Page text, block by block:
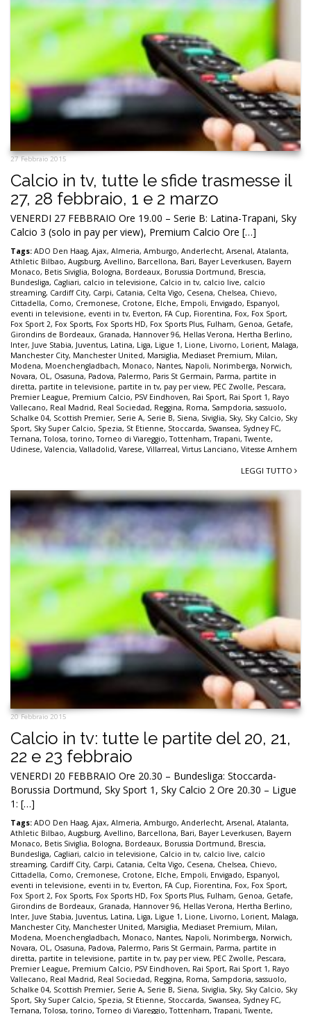
27 Febbraio 2015
Calcio in tv, tutte le sfide trasmesse il
27, 28 febbraio, 1 e 2 marzo
VENERDI 27 FEBBRAIO Ore 19.00 – Serie B: Latina-Trapani, Sky
Calcio 3 (solo in pay per view), Premium Calcio Ore […]
Tags: ADO Den Haag, Ajax, Almeria, Amburgo, Anderlecht, Arsenal, Atalanta,
Athletic Bilbao, Augsburg, Avellino, Barcellona, Bari, Bayer Leverkusen, Bayern
Monaco, Betis Siviglia, Bologna, Bordeaux, Borussia Dortmund, Brescia,
Bundesliga, Cagliari, calcio in televisione, Calcio in tv, calcio live, calcio
streaming, Cardiff City, Carpi, Catania, Celta Vigo, Cesena, Chelsea, Chievo,
Cittadella, Como, Cremonese, Crotone, Elche, Empoli, Envigado, Espanyol,
eventi in televisione, eventi in tv, Everton, FA Cup, Fiorentina, Fox, Fox Sport,
Fox Sport 2, Fox Sports, Fox Sports HD, Fox Sports Plus, Fulham, Genoa, Getafe,
Girondins de Bordeaux, Granada, Hannover 96, Hellas Verona, Hertha Berlino,
Inter, Juve Stabia, Juventus, Latina, Liga, Ligue 1, Lione, Livorno, Lorient, Malaga,
Manchester City, Manchester United, Marsiglia, Mediaset Premium, Milan,
Modena, Moenchengladbach, Monaco, Nantes, Napoli, Norimberga, Norwich,
Novara, OL, Osasuna, Padova, Palermo, Paris St Germain, Parma, partite in
diretta, partite in televisione, partite in tv, pay per view, PEC Zwolle, Pescara,
Premier League, Premium Calcio, PSV Eindhoven, Rai Sport, Rai Sport 1, Rayo
Vallecano, Real Madrid, Real Sociedad, Reggina, Roma, Sampdoria, sassuolo,
Schalke 04, Scottish Premier, Serie A, Serie B, Siena, Siviglia, Sky, Sky Calcio, Sky
Sport, Sky Super Calcio, Spezia, St Etienne, Stoccarda, Swansea, Sydney FC,
Ternana,Tolosa, torino,Torneo di Viareggio,Tottenham,Trapani,Twente,
Udinese, Valencia, Valladolid, Varese, Villarreal, Virtus Lanciano, Vitesse Arnhem
LEGGI TUTTO
20 Febbraio 2015
Calcio in tv: tutte le partite del 20, 21,
22 e 23 febbraio
VENERDI 20 FEBBRAIO Ore 20.30 – Bundesliga: Stoccarda-
Borussia Dortmund, Sky Sport 1, Sky Calcio 2 Ore 20.30 – Ligue
1: […]
Tags: ADO Den Haag, Ajax, Almeria, Amburgo, Anderlecht, Arsenal, Atalanta,
Athletic Bilbao, Augsburg, Avellino, Barcellona, Bari, Bayer Leverkusen, Bayern
Monaco, Betis Siviglia, Bologna, Bordeaux, Borussia Dortmund, Brescia,
Bundesliga, Cagliari, calcio in televisione, Calcio in tv, calcio live, calcio
streaming, Cardiff City, Carpi, Catania, Celta Vigo, Cesena, Chelsea, Chievo,
Cittadella, Como, Cremonese, Crotone, Elche, Empoli, Envigado, Espanyol,
eventi in televisione, eventi in tv, Everton, FA Cup, Fiorentina, Fox, Fox Sport,
Fox Sport 2, Fox Sports, Fox Sports HD, Fox Sports Plus, Fulham, Genoa, Getafe,
Girondins de Bordeaux, Granada, Hannover 96, Hellas Verona, Hertha Berlino,
Inter, Juve Stabia, Juventus, Latina, Liga, Ligue 1, Lione, Livorno, Lorient, Malaga,
Manchester City, Manchester United, Marsiglia, Mediaset Premium, Milan,
Modena, Moenchengladbach, Monaco, Nantes, Napoli, Norimberga, Norwich,
Novara, OL , Osasuna, Padova, Palermo, Paris St Germain, Parma, partite in
diretta, partite in televisione, partite in tv, pay per view, PEC Zwolle, Pescara,
Premier League, Premium Calcio, PSV Eindhoven, Rai Sport, Rai Sport 1, Rayo
Vallecano, Real Madrid, Real Sociedad, Reggina, Roma, Sampdoria, sassuolo,
Schalke 04, Scottish Premier, Serie A, Serie B, Siena, Siviglia, Sky, Sky Calcio, Sky
Sport, Sky Super Calcio, Spezia, St Etienne, Stoccarda, Swansea, Sydney FC,
Ternana,Tolosa, torino,Torneo di Viareggio,Tottenham,Trapani,Twente,